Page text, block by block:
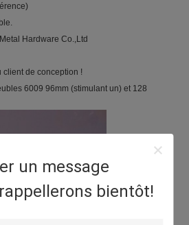
un message
bientôt!
Hardware Co.,Ltd
client de conception !
6009 96mm (stimulant un) et 128